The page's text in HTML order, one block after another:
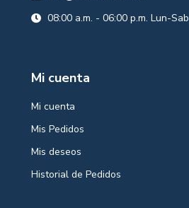
08:00 a.m. - 06:00 p.m. Lun-Sab
Mi cuenta
Mi cuenta
Mis Pedidos
Mis deseos
Historial de Pedidos